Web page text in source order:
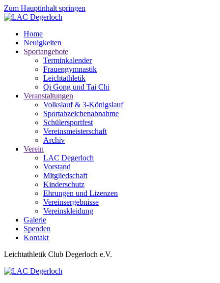
Zum Hauptinhalt springen
Home
Neuigkeiten
Sportangebote
Terminkalender
Frauengymnastik
Leichtathletik
Qi Gong und Tai Chi
Veranstaltungen
Volkslauf & 3-Königslauf
Sportabzeichenabnahme
Schülersportfest
Vereinsmeisterschaft
Archiv
Verein
LAC Degerloch
Vorstand
Mitgliedschaft
Kinderschutz
Ehrungen und Lizenzen
Vereinsergebnisse
Vereinskleidung
Galerie
Spenden
Kontakt
Leichtathletik Club Degerloch e.V.